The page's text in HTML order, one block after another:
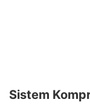
Sistem